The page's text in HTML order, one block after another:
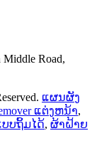
Road,
ແຜນຜັງ
ແຕ່ງຫນ້າ,
ບຖິ້ມໄດ້, ຜ້າຝ້າຍ